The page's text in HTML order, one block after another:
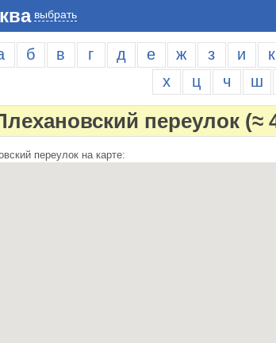
выбрать
б в г д е ж з и к
х
ц ч ш
переулок (≈
переулок на карте: